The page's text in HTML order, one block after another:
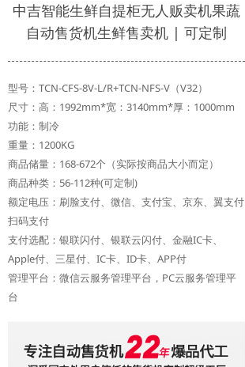
中吉智能生鲜自提柜无人贩卖机果蔬
自动售货机生鲜售卖机 | 可定制
型号：TCN-CFS-8V-L/R+TCN-NFS-V（V32）
尺寸：高：1992mm*宽：3140mm*厚：1000mm
功能：制冷
重量：1200KG
商品储量：168-672个（实际按商品大小而定）
商品种类：56-112种(可定制)
额定电压：刷脸支付、微信、支付宝、京东、翼支付
扫码支付
支付选配：银联闪付、银联云闪付、金融IC卡、
Apple付、三星付、IC卡、ID卡、APP付
管理平台：微信云服务管理平台，PC云服务管理平
台